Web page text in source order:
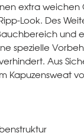
extra weichen
Look. Des
und
spezielle
Aus
Kapuzensweat